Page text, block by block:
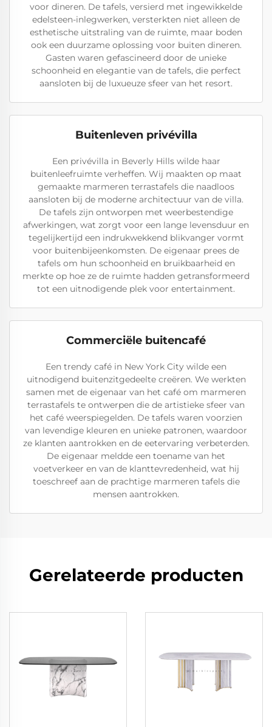
voor dineren. De tafels, versierd met ingewikkelde
edelsteen-inlegwerken, versterkten niet alleen de
esthetische uitstraling van de ruimte, maar boden
ook een duurzame oplossing voor buiten dineren.
Gasten waren gefascineerd door de unieke
schoonheid en elegantie van de tafels, die perfect
aansloten bij de luxueuze sfeer van het resort.
Buitenleven privévilla
Een privévilla in Beverly Hills wilde haar
buitenleefruimte verheffen. Wij maakten op maat
gemaakte marmeren terrastafels die naadloos
aansloten bij de moderne architectuur van de villa.
De tafels zijn ontworpen met weerbestendige
afwerkingen, wat zorgt voor een lange levensduur en
tegelijkertijd een indrukwekkend blikvanger vormt
voor buitenbijeenkomsten. De eigenaar prees de
tafels om hun schoonheid en bruikbaarheid en
merkte op hoe ze de ruimte hadden getransformeerd
tot een uitnodigende plek voor entertainment.
Commerciële buitencafé
Een trendy café in New York City wilde een
uitnodigend buitenzitgedeelte creëren. We werkten
samen met de eigenaar van het café om marmeren
terrastafels te ontwerpen die de artistieke sfeer van
het café weerspiegelden. De tafels waren voorzien
van levendige kleuren en unieke patronen, waardoor
ze klanten aantrokken en de eetervaring verbeterden.
De eigenaar meldde een toename van het
voetverkeer en van de klanttevredenheid, wat hij
toeschreef aan de prachtige marmeren tafels die
mensen aantrokken.
Gerelateerde producten